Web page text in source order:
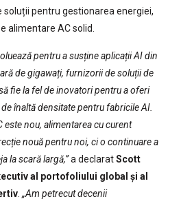
pentru gestionarea energiei,
alimentare AC solid.
pentru a susține aplicații AI din
de gigawați, furnizorii de soluții de
fie la fel de inovatori pentru a oferi
înaltă densitate pentru fabricile AI.
nou, alimentarea cu curent
nouă pentru noi, ci o continuare a
la scară largă,”a declaratScott
al portofoliului global și al
. „Am petrecut decenii